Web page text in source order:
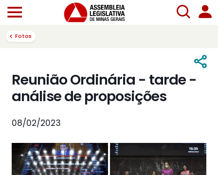
Fotos
Reunião Ordinária - tarde -
análise de proposições
08/02/2023